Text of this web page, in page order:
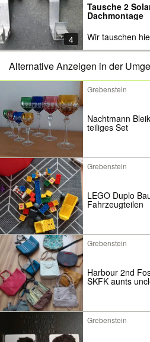
4
Tausche 2
Dachmontage
Wir tauschen
Alternative Anzeigen in der
Grebenstein
Nachtmann
teiliges Set
Grebenstein
LEGO Duplo
Fahrzeugteilen
Grebenstein
Harbour 2nd
SKFK aunts
Grebenstein